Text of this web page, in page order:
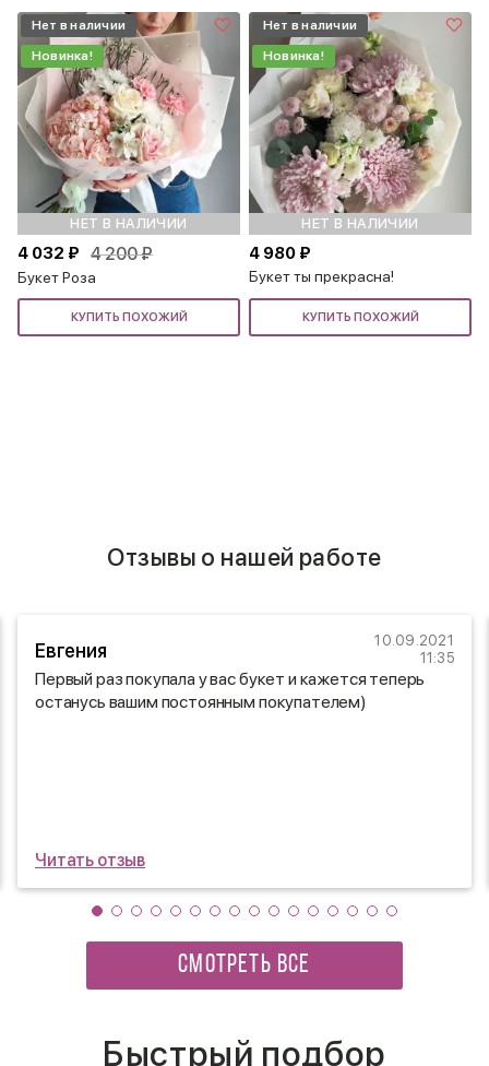
НЕТ В НАЛИЧИИ
Нет в наличии
Новинка!
4 032 ₽ 4 200 ₽
Букет Роза
КУПИТЬ ПОХОЖИЙ
НЕТ В НАЛИЧИИ
Нет в наличии
Новинка!
4 980 ₽
Букет ты прекрасна!
КУПИТЬ ПОХОЖИЙ
Отзывы о нашей работе
Евгения
10.09.2021
11:35
Первый раз покупала у вас букет и кажется теперь
останусь вашим постоянным покупателем)
Читать отзыв
СМОТРЕТЬ ВСЕ
Быстрый подбор